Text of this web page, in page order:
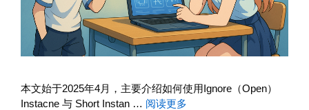
本文始于2025年4月，主要介绍如何使用Ignore（Open）
Instacne 与 Short Instan … 阅读更多